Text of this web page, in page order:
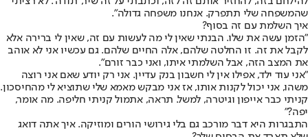
שהמשפחה שלי תתפרק. אנחנו משפחה גדולה".
איך השלמת עם זה בסוף?
"הזמן עשה את שלו. הבנתי שאין לי מה לעשות עם זה, שאין לי ברירה אלא
לקבל את זה. זו החלטה שלהם, אלה החיים שלהם. גם עכשיו אני לא אוהב
את המצב הזה, אבל השלמתי איתו, ואני כבר זורם".
"אני עוד ילד, אפילו אין לי חשבון בנק עדיין. אני רק יודע שאם אני רוצה
משהו, אני יכול לקנות אותו, אז אני מבקש מאמא שלי שתוציא לי מהחיסכון.
קניתי כבר אייפון וגיטרה, למשל. תראה, אתמול קניתי חליפה. מה אומר,
יפה?"
התבגרות היא דבר מורכב גם בלי גירושי הורים ומוזיקה. איך אתה דואג